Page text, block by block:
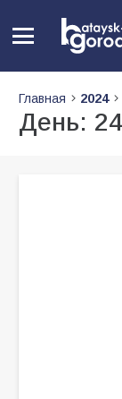
Главная 2024
День: